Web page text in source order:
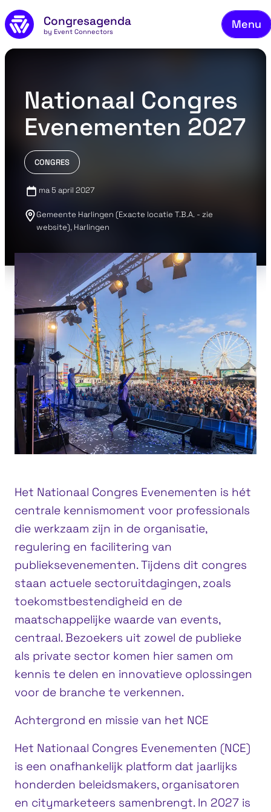
Naar de inhoud
Congresagenda
by Event Connectors
Menu
Nationaal Congres
Evenementen 2027
CONGRES
ma 5 april 2027
Gemeente Harlingen (Exacte locatie T.B.A. - zie
website), Harlingen
Het Nationaal Congres Evenementen is hét
centrale kennismoment voor professionals
die werkzaam zijn in de organisatie,
regulering en facilitering van
publieksevenementen. Tijdens dit congres
staan actuele sectoruitdagingen, zoals
toekomstbestendigheid en de
maatschappelijke waarde van events,
centraal. Bezoekers uit zowel de publieke
als private sector komen hier samen om
kennis te delen en innovatieve oplossingen
voor de branche te verkennen.
Achtergrond en missie van het NCE
Het Nationaal Congres Evenementen (NCE)
is een onafhankelijk platform dat jaarlijks
honderden beleidsmakers, organisatoren
en citymarketeers samenbrengt. In 2027 is